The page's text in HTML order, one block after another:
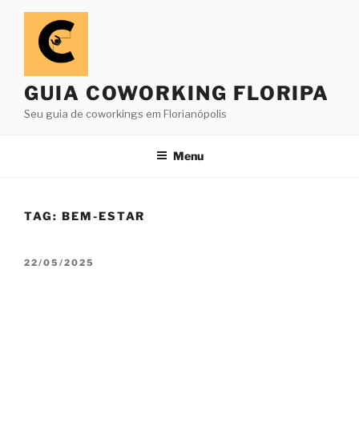
Pular
conteúdo
GUIA COWORKING FLORIPA
Seu guia de coworkings em Florianópolis
Menu
TAG: BEM-ESTAR
PUBLICADO
22/05/2025